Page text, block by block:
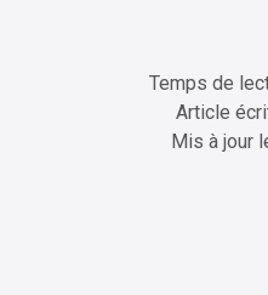
Temps de
Article
Mis à jour